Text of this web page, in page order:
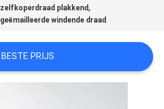
zelfkoperdraad plakkend ,
geëmailleerde windende draad
BESTE PRIJS